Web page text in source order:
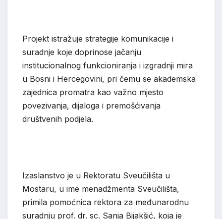
Projekt istražuje strategije komunikacije i
suradnje koje doprinose jačanju
institucionalnog funkcioniranja i izgradnji mira
u Bosni i Hercegovini, pri čemu se akademska
zajednica promatra kao važno mjesto
povezivanja, dijaloga i premošćivanja
društvenih podjela.
Izaslanstvo je u Rektoratu Sveučilišta u
Mostaru, u ime menadžmenta Sveučilišta,
primila pomoćnica rektora za međunarodnu
suradnju prof. dr. sc. Sanja Bijakšić, koja je